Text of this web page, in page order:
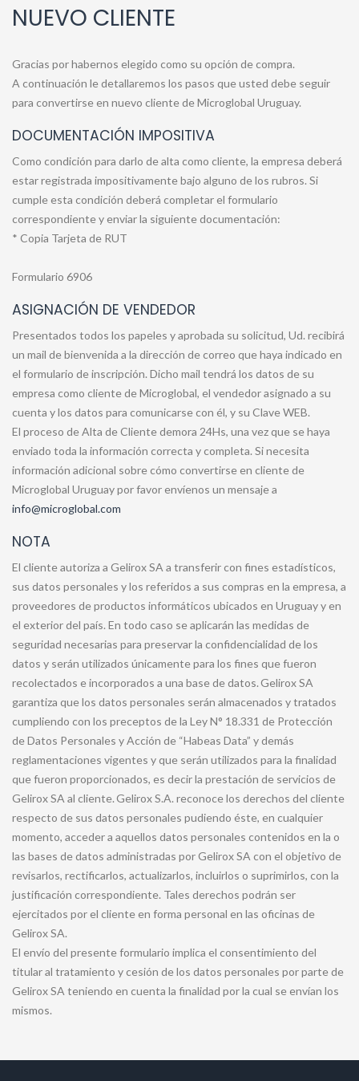
NUEVO CLIENTE
Gracias por habernos elegido como su opción de compra.
A continuación le detallaremos los pasos que usted debe seguir
para convertirse en nuevo cliente de Microglobal Uruguay.
DOCUMENTACIÓN IMPOSITIVA
Como condición para darlo de alta como cliente, la empresa deberá
estar registrada impositivamente bajo alguno de los rubros. Si
cumple esta condición deberá completar el formulario
correspondiente y enviar la siguiente documentación:
* Copia Tarjeta de RUT
Formulario 6906
ASIGNACIÓN DE VENDEDOR
Presentados todos los papeles y aprobada su solicitud, Ud. recibirá
un mail de bienvenida a la dirección de correo que haya indicado en
el formulario de inscripción. Dicho mail tendrá los datos de su
empresa como cliente de Microglobal, el vendedor asignado a su
cuenta y los datos para comunicarse con él, y su Clave WEB.
El proceso de Alta de Cliente demora 24Hs, una vez que se haya
enviado toda la información correcta y completa. Si necesita
información adicional sobre cómo convertirse en cliente de
Microglobal Uruguay por favor envíenos un mensaje a
info@microglobal.com
NOTA
El cliente autoriza a Gelirox SA a transferir con fines estadísticos,
sus datos personales y los referidos a sus compras en la empresa, a
proveedores de productos informáticos ubicados en Uruguay y en
el exterior del país. En todo caso se aplicarán las medidas de
seguridad necesarias para preservar la confidencialidad de los
datos y serán utilizados únicamente para los fines que fueron
recolectados e incorporados a una base de datos. Gelirox SA
garantiza que los datos personales serán almacenados y tratados
cumpliendo con los preceptos de la Ley N° 18.331 de Protección
de Datos Personales y Acción de “Habeas Data” y demás
reglamentaciones vigentes y que serán utilizados para la finalidad
que fueron proporcionados, es decir la prestación de servicios de
Gelirox SA al cliente. Gelirox S.A. reconoce los derechos del cliente
respecto de sus datos personales pudiendo éste, en cualquier
momento, acceder a aquellos datos personales contenidos en la o
las bases de datos administradas por Gelirox SA con el objetivo de
revisarlos, rectificarlos, actualizarlos, incluirlos o suprimirlos, con la
justificación correspondiente. Tales derechos podrán ser
ejercitados por el cliente en forma personal en las oficinas de
Gelirox SA.
El envío del presente formulario implica el consentimiento del
titular al tratamiento y cesión de los datos personales por parte de
Gelirox SA teniendo en cuenta la finalidad por la cual se envían los
mismos.